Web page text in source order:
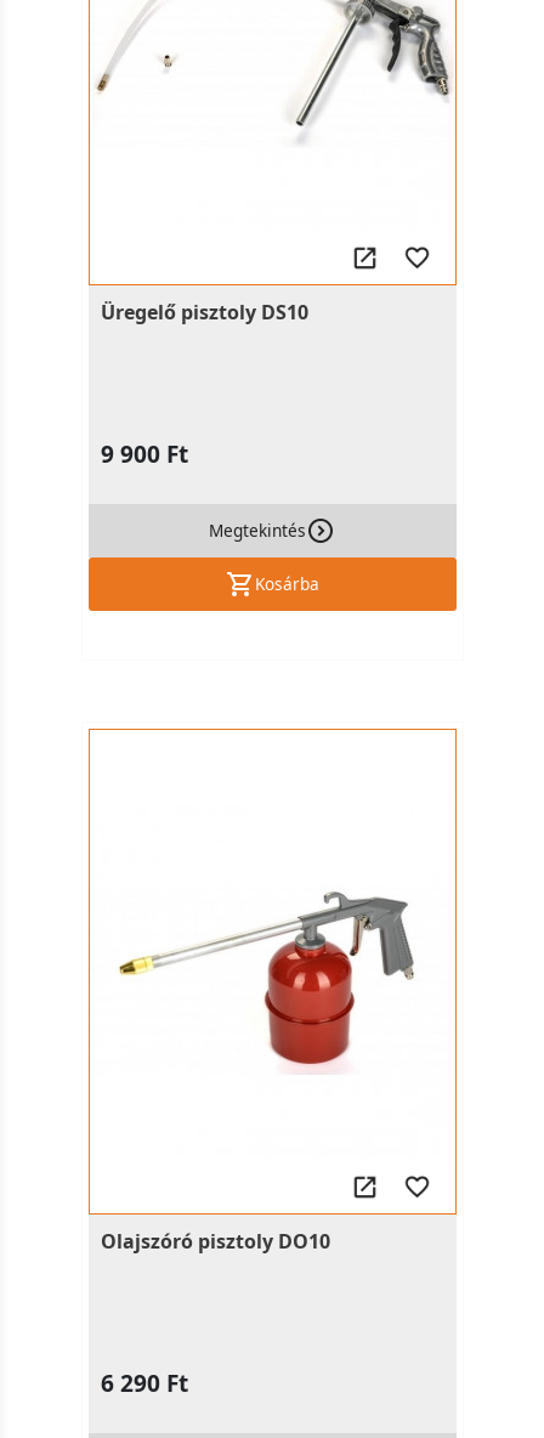
Üregelő pisztoly DS10
9 900 Ft
Megtekintés
Kosárba
Olajszóró pisztoly DO10
6 290 Ft